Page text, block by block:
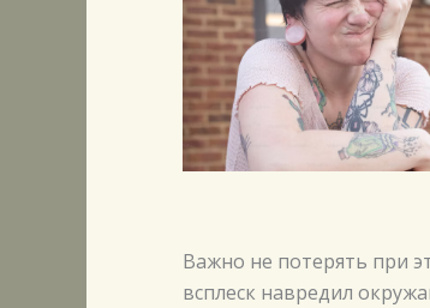
Важно не потерять при
всплеск навредил